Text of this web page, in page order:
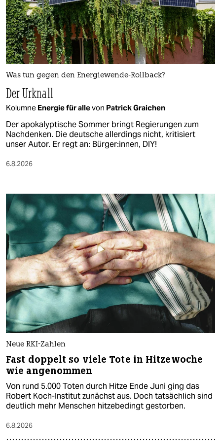
Was tun gegen den Energiewende-Rollback?
Der Urknall
Kolumne Energie für allevon Patrick Graichen
Der apokalyptische Sommer bringt Regierungen zum
Nachdenken. Die deutsche allerdings nicht, kritisiert
unser Autor. Er regt an: Bürger:innen, DIY!
6.8.2026
Neue RKI-Zahlen
Fast doppelt so viele Tote in Hitzewoche
wie angenommen
Von rund 5.000 Toten durch Hitze Ende Juni ging das
Robert Koch-Institut zunächst aus. Doch tatsächlich sind
deutlich mehr Menschen hitzebedingt gestorben.
6.8.2026